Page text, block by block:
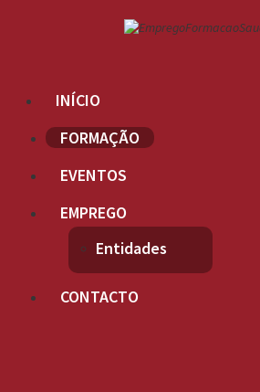
INÍCIO
FORMAÇÃO
EVENTOS
EMPREGO
Entidades
CONTACTO